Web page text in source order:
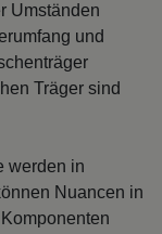
Umständen
und
Träger sind
werden in
Nuancen in